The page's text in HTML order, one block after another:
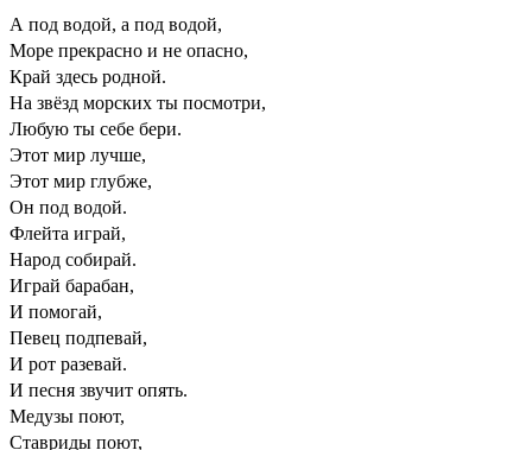
А под водой, а под водой,
Море прекрасно и не опасно,
Край здесь родной.
На звёзд морских ты посмотри,
Любую ты себе бери.
Этот мир лучше,
Этот мир глубже,
Он под водой.
Флейта играй,
Народ собирай.
Играй барабан,
И помогай,
Певец подпевай,
И рот разевай.
И песня звучит опять.
Медузы поют,
Ставриды поют,